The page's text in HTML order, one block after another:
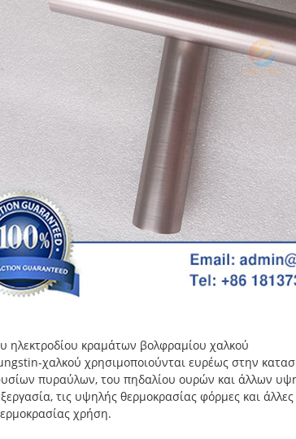
ηλεκτροδίου κραμάτων βολφραμίου χαλκού
χαλκού χρησιμοποιούνται ευρέως στην
πυραύλων, του πηδαλίου ουρών και άλλων
τις υψηλής θερμοκρασίας φόρμες και
χρήση.